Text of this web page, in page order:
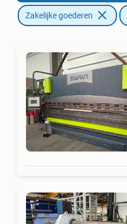
Zakelijke goederen